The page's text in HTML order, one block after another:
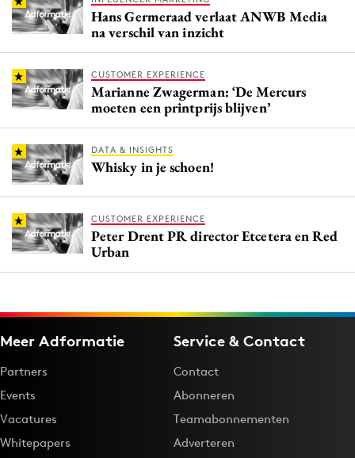
Hans Germeraad verlaat ANWB Media
na verschil van inzicht
CUSTOMER EXPERIENCE
Marianne Zwagerman: ‘De Mercurs
moeten een printprijs blijven’
DATA & INSIGHTS
Whisky in je schoen!
CUSTOMER EXPERIENCE
Peter Drent PR director Etcetera en Red
Urban
Meer Adformatie
Partners
Events
Vacatures
Whitepapers
Service & Contact
Contact
Abonneren
Teamabonnementen
Adverteren